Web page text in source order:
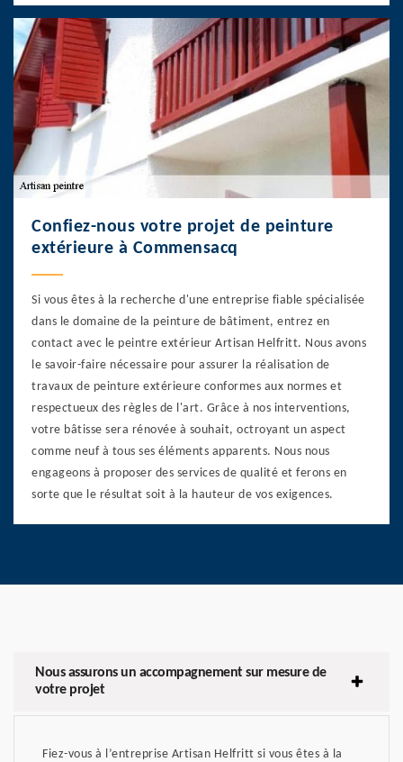
Confiez-nous votre projet de peinture
extérieure à Commensacq
Si vous êtes à la recherche d'une entreprise fiable spécialisée
dans le domaine de la peinture de bâtiment, entrez en
contact avec le peintre extérieur Artisan Helfritt. Nous avons
le savoir-faire nécessaire pour assurer la réalisation de
travaux de peinture extérieure conformes aux normes et
respectueux des règles de l'art. Grâce à nos interventions,
votre bâtisse sera rénovée à souhait, octroyant un aspect
comme neuf à tous ses éléments apparents. Nous nous
engageons à proposer des services de qualité et ferons en
sorte que le résultat soit à la hauteur de vos exigences.
Nous assurons un accompagnement sur mesure de
votre projet
Fiez-vous à l’entreprise Artisan Helfritt si vous êtes à la